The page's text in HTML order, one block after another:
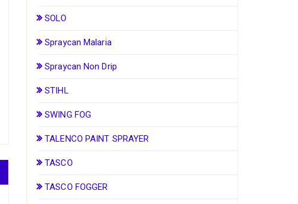
SOLO
Spraycan Malaria
Spraycan Non Drip
STIHL
SWING FOG
TALENCO PAINT SPRAYER
TASCO
TASCO FOGGER